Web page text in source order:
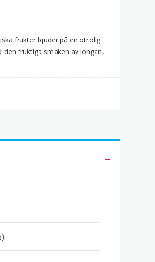
frukter bjuder på en otrolig
den fruktiga smaken av longan,